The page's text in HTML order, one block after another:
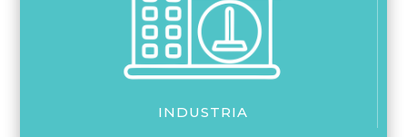
INDUSTRIA